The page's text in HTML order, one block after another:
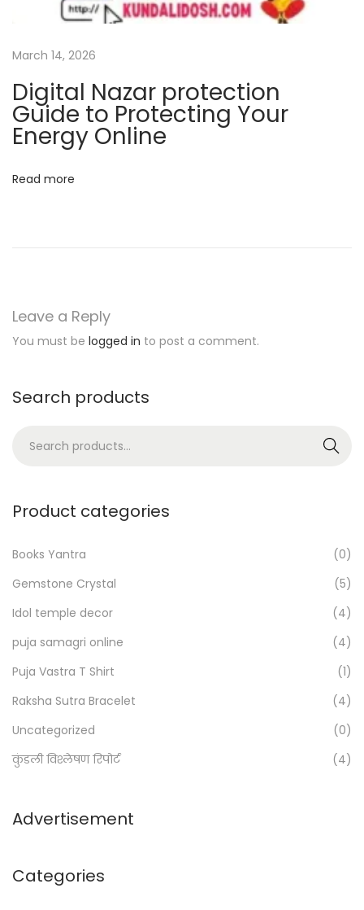
j
L
a
t
s
t
e
u
e
k
March 14, 2026
Digital Nazar protection
Guide to Protecting Your
Energy Online
Read more
Leave a Reply
You must be logged in to post a comment.
Search products
r
h
r
:
>
Search
Product categories
Books Yantra
(0)
Gemstone Crystal
(5)
Idol temple decor
(4)
puja samagri online
(4)
Puja Vastra T Shirt
(1)
Raksha Sutra Bracelet
(4)
Uncategorized
(0)
कुंडली विश्लेषण रिपोर्ट
(4)
Advertisement
Categories